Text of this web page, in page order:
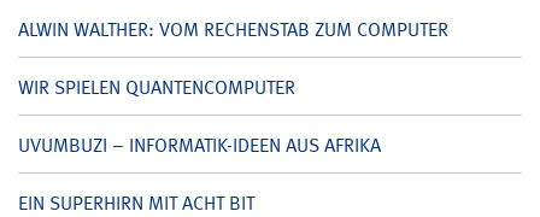
ALWIN WALTHER: VOM RECHENSTAB ZUM COMPUTER
WIR SPIELEN QUANTENCOMPUTER
UVUMBUZI – INFORMATIK-IDEEN AUS AFRIKA
EIN SUPERHIRN MIT ACHT BIT